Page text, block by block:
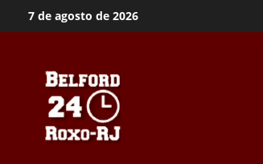
7 de agosto de 2026